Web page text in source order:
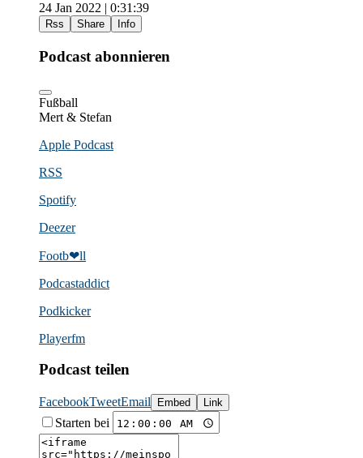
24 Jan 2022 | 0:31:39
Rss Share Info
Podcast abonnieren
Fußball
Mert & Stefan
Apple Podcast
RSS
Spotify
Deezer
Footb❤ll
Podcast­addict
Podkicker
Playerfm
Podcast teilen
FacebookTweetEmail Embed Link
Starten bei